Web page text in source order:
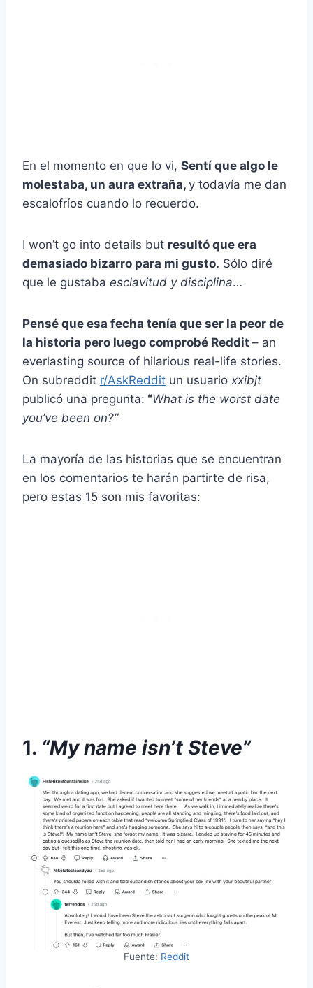
En el momento en que lo vi, Sentí que algo le
molestaba, un aura extraña, y todavía me dan
escalofríos cuando lo recuerdo.
I won’t go into details but resultó que era
demasiado bizarro para mi gusto. Sólo diré
que le gustaba esclavitud y disciplina…
Pensé que esa fecha tenía que ser la peor de
la historia pero luego comprobé Reddit – an
everlasting source of hilarious real-life stories.
On subreddit r/AskReddit un usuario xxibjt
publicó una pregunta: “What is the worst date
you’ve been on?”
La mayoría de las historias que se encuentran
en los comentarios te harán partirte de risa,
pero estas 15 son mis favoritas:
1. “My name isn’t Steve”
Fuente: Reddit